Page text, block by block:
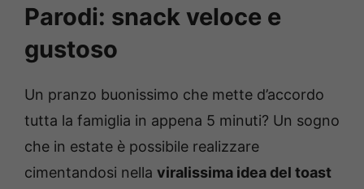
Parodi: snack veloce e
gustoso
Un pranzo buonissimo che mette d’accordo
tutta la famiglia in appena 5 minuti? Un sogno
che in estate è possibile realizzare
cimentandosi nella viralissima idea del toast